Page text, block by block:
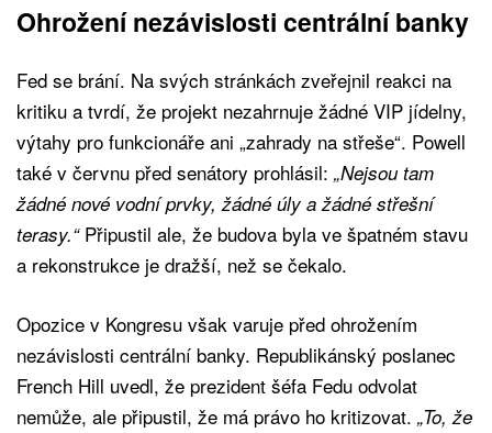
Ohrožení nezávislosti centrální banky
Fed se brání. Na svých stránkách zveřejnil reakci na
kritiku a tvrdí, že projekt nezahrnuje žádné VIP jídelny,
výtahy pro funkcionáře ani „zahrady na střeše“. Powell
také v červnu před senátory prohlásil: „Nejsou tam
žádné nové vodní prvky, žádné úly a žádné střešní
terasy.“Připustil ale, že budova byla ve špatném stavu
a rekonstrukce je dražší, než se čekalo.
Opozice v Kongresu však varuje před ohrožením
nezávislosti centrální banky. Republikánský poslanec
French Hill uvedl, že prezident šéfa Fedu odvolat
nemůže, ale připustil, že má právo ho kritizovat. „To, že